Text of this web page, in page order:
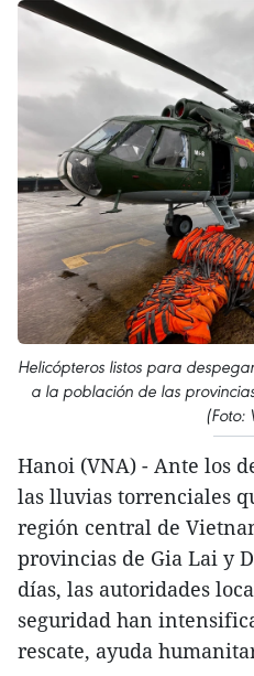
Helicópteros listos para
a la población de las
(Foto:
Hanoi (VNA) - Ante los
las lluvias torrenciales
región central de
provincias de Gia Lai y
días, las autoridades
seguridad han
rescate, ayuda